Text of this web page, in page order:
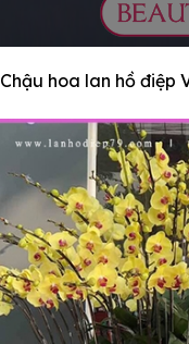
Chậu hoa lan hồ điệp